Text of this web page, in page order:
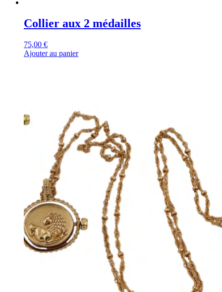
Collier aux 2 médailles
75,00 €
Ajouter au panier